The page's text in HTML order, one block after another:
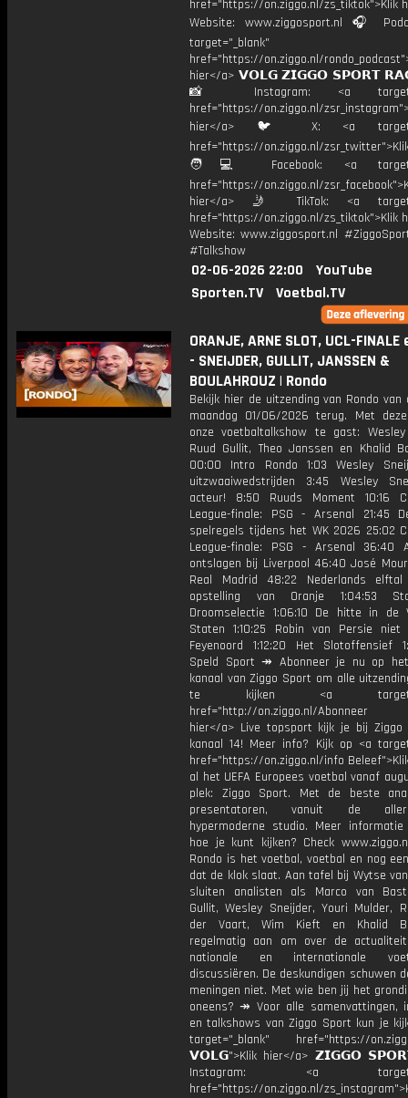
href="https://on.ziggo.nl/zs_tiktok">Klik
Website: www.ziggosport.nl 🎧
target="_blank"
href="https://on.ziggo.nl/
hier</a> 𝗩𝗢𝗟𝗚 𝗭𝗜𝗚𝗚𝗢 𝗦𝗣𝗢𝗥𝗧
📸 Instagram: <a
href="https://on.ziggo.nl/
hier</a> 🐦 X: <a
href="https://on.ziggo.nl/
🧑💻 Facebook: <a
href="https://on.ziggo.nl/
hier</a> 🤳 TikTok: <a
href="https://on.ziggo.nl/zs_tiktok">Klik
Website: www.ziggosport.nl
#Talkshow
02-06-2026 22:00
YouTube
Sporten.TV
Voetbal.TV
ORANJE, ARNE SLOT, UCL-FINALE
- SNEIJDER, GULLIT, JANSSEN &
BOULAHROUZ | Rondo
Bekijk hier de uitzending van Rondo van
maandag 01/06/2026 terug. Met
onze voetbaltalkshow te gast: Wesley
Ruud Gullit, Theo Janssen en Khalid
00:00 Intro Rondo 1:03 Wesley
uitzwaaiwedstrijden 3:45 Wesley
acteur! 8:50 Ruuds Moment 10:16
League-finale: PSG - Arsenal 21:45
spelregels tijdens het WK 2026 25:02
League-finale: PSG - Arsenal 36:40
ontslagen bij Liverpool 46:40 José
Real Madrid 48:22 Nederlands elftal
opstelling van Oranje 1:04:53
Droomselectie 1:06:10 De hitte in de
Staten 1:10:25 Robin van Persie
Feyenoord 1:12:20 Het Slotoffensief
Speld Sport ↠ Abonneer je nu op het
kanaal van Ziggo Sport om alle
te kijken <a
href="http://on.ziggo.nl/
hier</a> Live topsport kijk je bij
kanaal 14! Meer info? Kijk op <a
href="https://on.ziggo.nl/info
al het UEFA Europees voetbal vanaf
plek: Ziggo Sport. Met de beste
presentatoren, vanuit de
hypermoderne studio. Meer
hoe je kunt kijken? Check
Rondo is het voetbal, voetbal en nog
dat de klok slaat. Aan tafel bij Wytse
sluiten analisten als Marco van
Gullit, Wesley Sneijder, Youri Mulder,
der Vaart, Wim Kieft en Khalid
regelmatig aan om over de
nationale en internationale
discussiëren. De deskundigen schuwen
meningen niet. Met wie ben jij het
oneens? ↠ Voor alle samenvattingen,
en talkshows van Ziggo Sport kun je
target="_blank" href="https://
𝗩𝗢𝗟𝗚">Klik hier</a> 𝗭𝗜𝗚𝗚𝗢
Instagram: <a
href="https://on.ziggo.nl/